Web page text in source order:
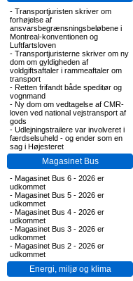
- Transportjuristen skriver om
forhøjelse af
ansvarsbegrænsningsbeløbene i
Montreal-konventionen og
Luftfartsloven
- Transportjuristerne skriver om ny
dom om gyldigheden af
voldgiftsaftaler i rammeaftaler om
transport
- Retten frifandt både speditør og
vognmand
- Ny dom om vedtagelse af CMR-
loven ved national vejstransport af
gods
- Udlejningstrailere var involveret i
færdselsuheld - og ender som en
sag i Højesteret
Magasinet Bus
- Magasinet Bus 6 - 2026 er
udkommet
- Magasinet Bus 5 - 2026 er
udkommet
- Magasinet Bus 4 - 2026 er
udkommet
- Magasinet Bus 3 - 2026 er
udkommet
- Magasinet Bus 2 - 2026 er
udkommet
Energi, miljø og klima